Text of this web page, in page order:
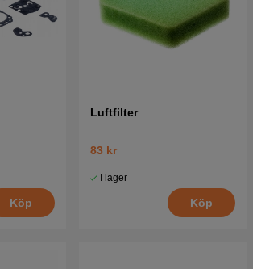
Köp
Luftfilter
83 kr
I lager
Köp